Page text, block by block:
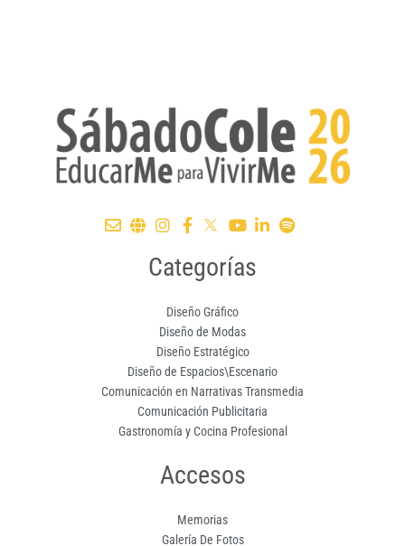
Categorías
Diseño Gráfico
Diseño de Modas
Diseño Estratégico
Diseño de Espacios\Escenario
Comunicación en Narrativas Transmedia
Comunicación Publicitaria
Gastronomía y Cocina Profesional
Accesos
Memorias
Galería De Fotos